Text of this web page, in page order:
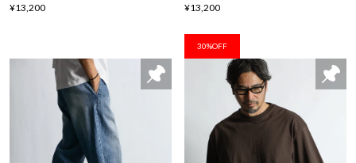
¥13,200
¥13,200
30%OFF